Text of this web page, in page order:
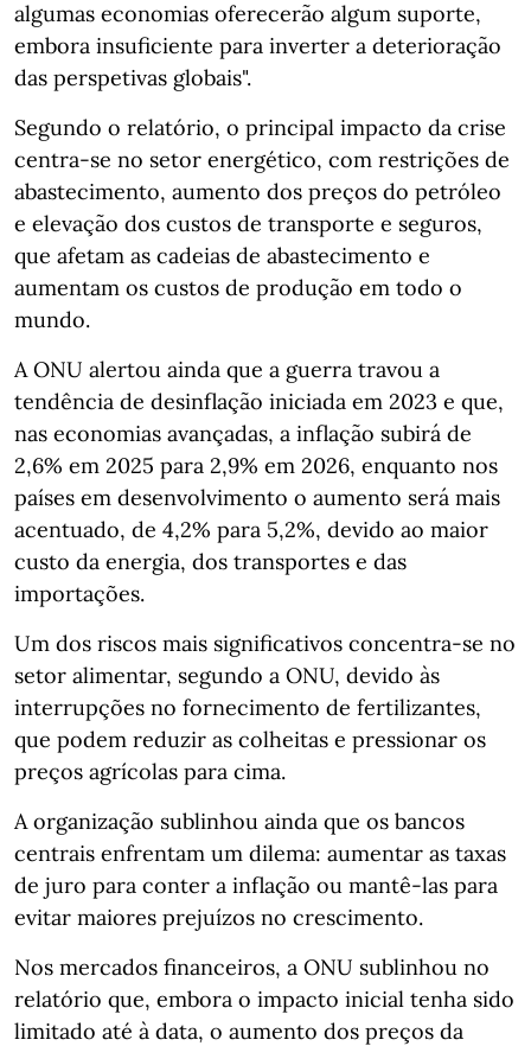
algumas economias oferecerão algum suporte,
embora insuficiente para inverter a deterioração
das perspetivas globais".
Segundo o relatório, o principal impacto da crise
centra-se no setor energético, com restrições de
abastecimento, aumento dos preços do petróleo
e elevação dos custos de transporte e seguros,
que afetam as cadeias de abastecimento e
aumentam os custos de produção em todo o
mundo.
A ONU alertou ainda que a guerra travou a
tendência de desinflação iniciada em 2023 e que,
nas economias avançadas, a inflação subirá de
2,6% em 2025 para 2,9% em 2026, enquanto nos
países em desenvolvimento o aumento será mais
acentuado, de 4,2% para 5,2%, devido ao maior
custo da energia, dos transportes e das
importações.
Um dos riscos mais significativos concentra-se no
setor alimentar, segundo a ONU, devido às
interrupções no fornecimento de fertilizantes,
que podem reduzir as colheitas e pressionar os
preços agrícolas para cima.
A organização sublinhou ainda que os bancos
centrais enfrentam um dilema: aumentar as taxas
de juro para conter a inflação ou mantê-las para
evitar maiores prejuízos no crescimento.
Nos mercados financeiros, a ONU sublinhou no
relatório que, embora o impacto inicial tenha sido
limitado até à data, o aumento dos preços da